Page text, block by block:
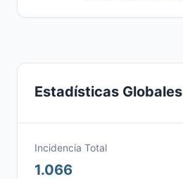
Estadísticas Globales
Incidencia Total
1.066